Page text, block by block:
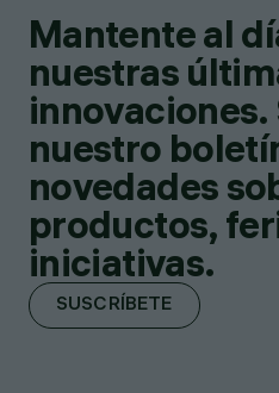
Mantente al
nuestras
innovaciones.
nuestro
novedades
productos,
iniciativas.
SUSCRÍBETE